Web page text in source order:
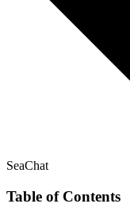
SeaChat
Table of Contents